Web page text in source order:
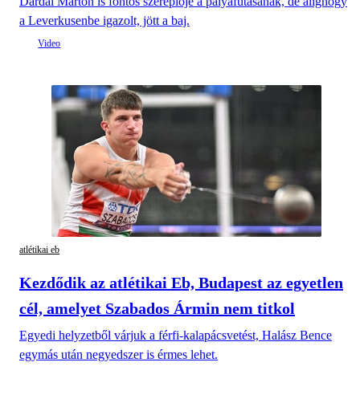
a Leverkusenbe igazolt, jött a baj.
atlétikai eb
Kezdődik az atlétikai Eb, Budapest az egyetlen
cél, amelyet Szabados Ármin nem titkol
Egyedi helyzetből várjuk a férfi-kalapácsvetést, Halász Bence
egymás után negyedszer is érmes lehet.